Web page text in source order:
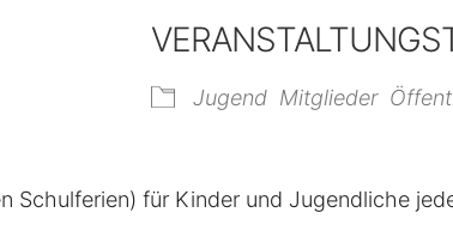
iCalendar
Jugend Mitglieder
Schulferien) für Kinder und Jugendliche